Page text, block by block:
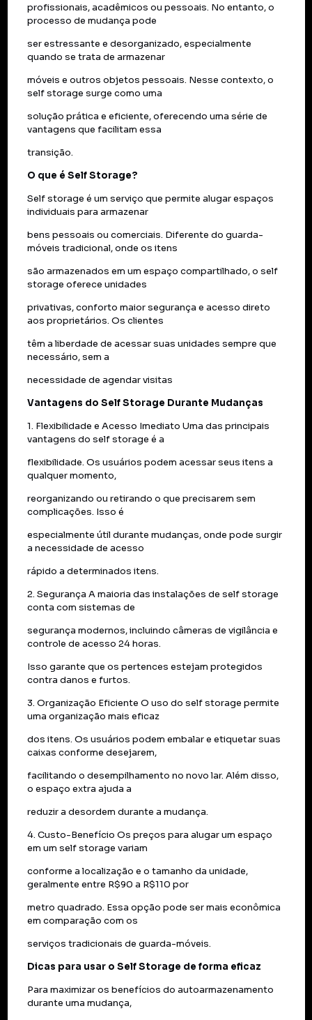
profissionais, acadêmicos ou pessoais. No entanto, o
processo de mudança pode
ser estressante e desorganizado, especialmente
quando se trata de armazenar
móveis e outros objetos pessoais. Nesse contexto, o
self storage surge como uma
solução prática e eficiente, oferecendo uma série de
vantagens que facilitam essa
transição.
O que é Self Storage?
Self storage é um serviço que permite alugar espaços
individuais para armazenar
bens pessoais ou comerciais. Diferente do guarda-
móveis tradicional, onde os itens
são armazenados em um espaço compartilhado, o self
storage oferece unidades
privativas, conforto maior segurança e acesso direto
aos proprietários. Os clientes
têm a liberdade de acessar suas unidades sempre que
necessário, sem a
necessidade de agendar visitas
Vantagens do Self Storage Durante Mudanças
1. Flexibilidade e Acesso Imediato Uma das principais
vantagens do self storage é a
flexibilidade. Os usuários podem acessar seus itens a
qualquer momento,
reorganizando ou retirando o que precisarem sem
complicações. Isso é
especialmente útil durante mudanças, onde pode surgir
a necessidade de acesso
rápido a determinados itens.
2. Segurança A maioria das instalações de self storage
conta com sistemas de
segurança modernos, incluindo câmeras de vigilância e
controle de acesso 24 horas.
Isso garante que os pertences estejam protegidos
contra danos e furtos.
3. Organização Eficiente O uso do self storage permite
uma organização mais eficaz
dos itens. Os usuários podem embalar e etiquetar suas
caixas conforme desejarem,
facilitando o desempilhamento no novo lar. Além disso,
o espaço extra ajuda a
reduzir a desordem durante a mudança.
4. Custo-Benefício Os preços para alugar um espaço
em um self storage variam
conforme a localização e o tamanho da unidade,
geralmente entre R$90 a R$110 por
metro quadrado. Essa opção pode ser mais econômica
em comparação com os
serviços tradicionais de guarda-móveis.
Dicas para usar o Self Storage de forma eficaz
Para maximizar os benefícios do autoarmazenamento
durante uma mudança,